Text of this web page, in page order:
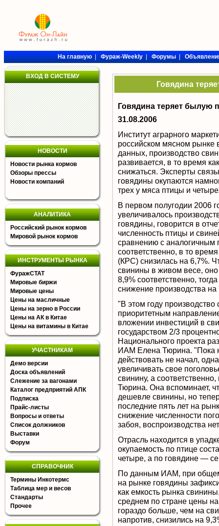
На главную|Фураж-Weekly|Форумы|
ВХОД В СИСТЕМУ
НОВОСТИ
Новости рынка кормов
Обзоры прессы
Новости компаний
АНАЛИТИКА
Российский рынок кормов
Мировой рынок кормов
ИНСТРУМЕНТЫ РЫНКА
ФуражСТАТ
Мировые биржи
Мировые цены
Цены на масличные
Цены на зерно в России
Цены на АК в Китае
Цены на витамины в Китае
УЧАСТНИКАМ
Демо версии
Доска объявлений
Слежение за вагонами
Каталог предприятий АПК
Подписка
Прайс-листы
Вопросы и ответы
Список должников
Выставки
Форум
СПРАВОЧНИК
Термины Инкотермс
Таблица мер и весов
Стандарты
Прочее
Говядина
Говядина теряет былую
31.08.2006
Институт аграрного
российском мясном рынке
данных, производство
развивается, в то время
снижаться. Эксперты
говядины окупаются
трех у мяса птицы и
В первом полугодии 2006
увеличивалось
говядины, говорится в
численность птицы и
сравнению с аналогичным
соответственно, в то время
(КРС) снизилась на 6,7%.
свинины в живом весе, оно
8,9% соответственно,
снижение производства на
"В этом году
приоритетным
вложении инвестиций в
государством 2/3
Национального проекта
ИАМ Елена Тюрина. "Пока
действовать не начал,
увеличивать свое
свинину, а
Тюрина. Она вспоминает,
дешевле свинины, но
последние пять лет на
снижение численности
забоя, воспроизводства
Отрасль находится в
окупаемость по птице
четыре, а по говядине —
По данным ИАМ, при общем
на рынке говядины
как емкость рынка
среднем по стране цены
гораздо больше, чем на
напротив, снизились на